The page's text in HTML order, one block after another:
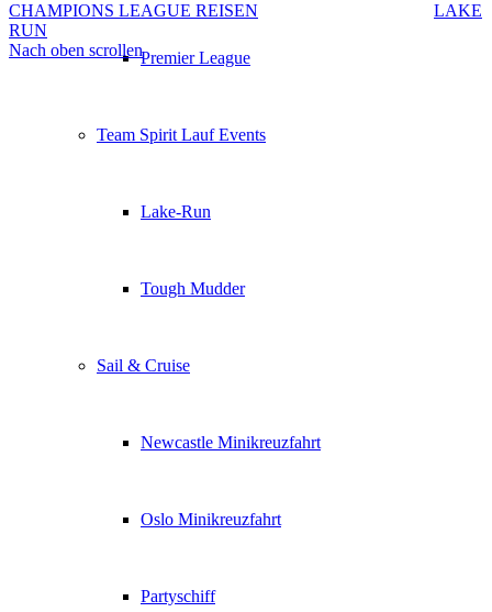
Premier League
Team Spirit Lauf Events
Lake-Run
Tough Mudder
Sail & Cruise
Newcastle Minikreuzfahrt
Oslo Minikreuzfahrt
Partyschiff
CHAMPIONS LEAGUE REISEN
LAKE
RUN
Nach oben scrollen